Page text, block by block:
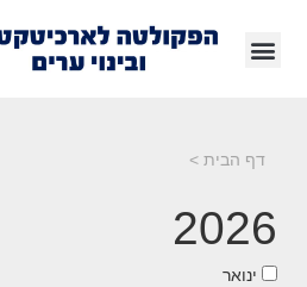
דף הבית >
2026
ינואר